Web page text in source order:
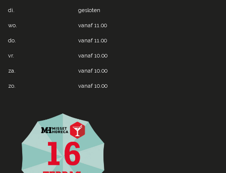
di. gesloten
wo. vanaf 11.00
do. vanaf 11.00
vr. vanaf 10.00
za. vanaf 10.00
zo. vanaf 10.00